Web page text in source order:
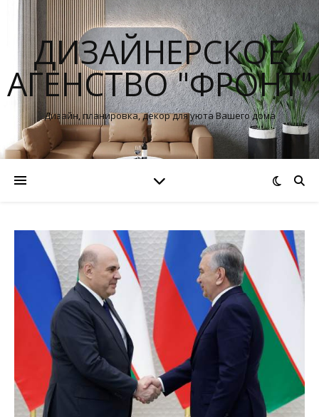
ДИЗАЙНЕРСКОЕ
АГЕНСТВО "ФРОНТ"
Дизайн, планировка, декор для уюта Вашего дома